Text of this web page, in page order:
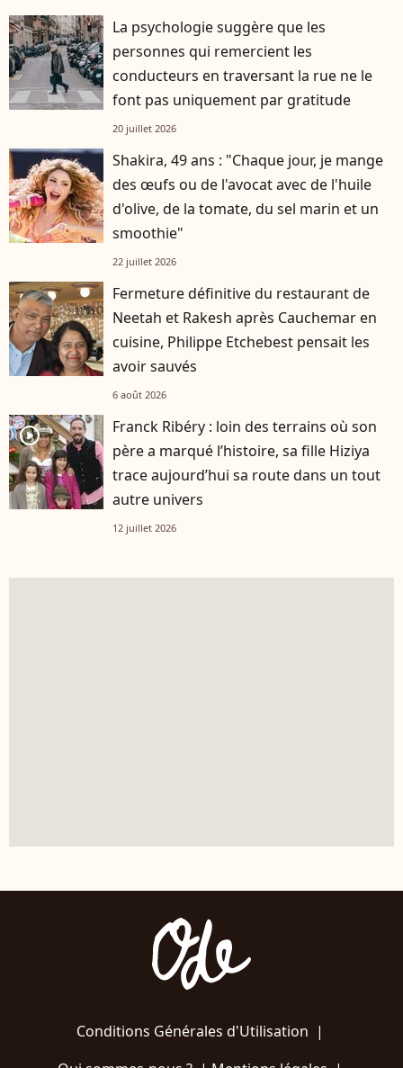
La psychologie suggère que les
personnes qui remercient les
conducteurs en traversant la rue ne le
font pas uniquement par gratitude
20 juillet 2026
Shakira, 49 ans : "Chaque jour, je mange
des œufs ou de l'avocat avec de l'huile
d'olive, de la tomate, du sel marin et un
smoothie"
22 juillet 2026
Fermeture définitive du restaurant de
Neetah et Rakesh après Cauchemar en
cuisine, Philippe Etchebest pensait les
avoir sauvés
6 août 2026
player2
Franck Ribéry : loin des terrains où son
père a marqué l’histoire, sa fille Hiziya
trace aujourd’hui sa route dans un tout
autre univers
12 juillet 2026
Conditions Générales d'Utilisation |